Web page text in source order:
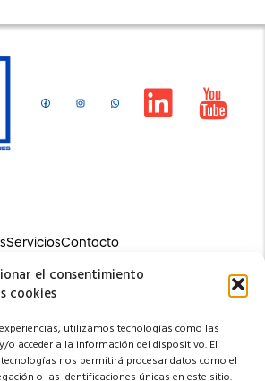
el consentimiento
cookies
utilizamos tecnologías como las
o acceder a la información del dispositivo. El
nos permitirá procesar datos como el
o las identificaciones únicas en este sitio.
ServiciosContacto
s/n y Jorge Carrera